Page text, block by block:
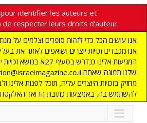
identifier les auteurs et
de respecter leurs droits d'auteur.
אנו עושים הכל כדי לזהות סופרים וצלמים על
אנו מכבדים זכויות יוצרים ושואפים לאתר את
המגיעות אלינו כנדרש בסעיף
מחזיק בזכויות היוצרים עליה, תוכל לפנות אלינו
להשתמש בה, באמצעות כתובת הדואר